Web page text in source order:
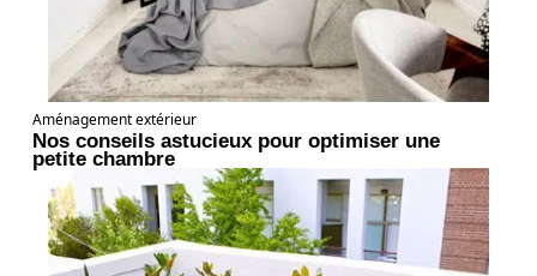
Aménagement extérieur
Nos conseils astucieux pour optimiser une
petite chambre